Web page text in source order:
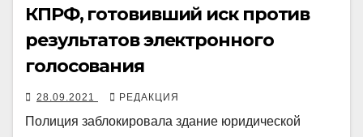
КПРФ, готовивший иск против
результатов электронного
голосования
28.09.2021 РЕДАКЦИЯ
Полиция заблокировала здание юридической